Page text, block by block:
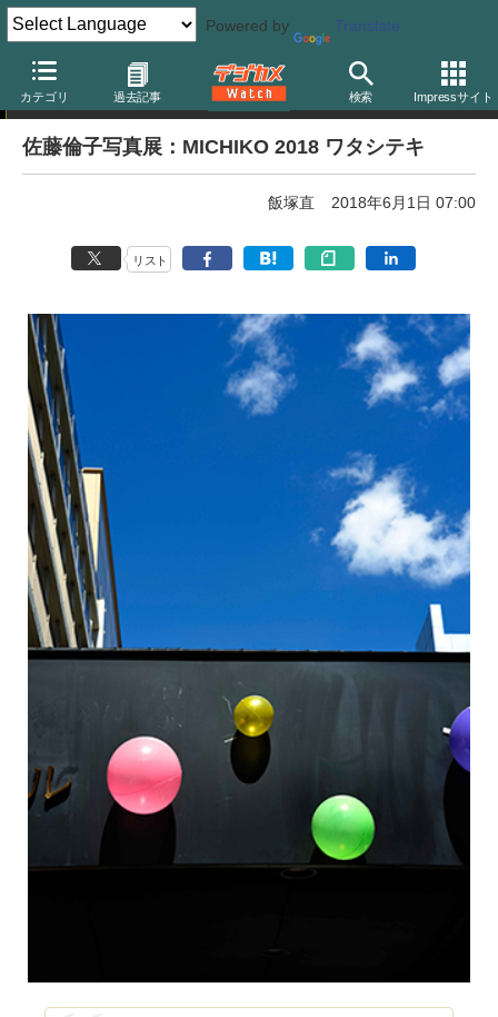
Powered by Translate
カテゴリ 過去記事 検索 Impressサイト
写真展告知
佐藤倫子写真展：MICHIKO 2018 ワタシテキ
飯塚直 2018年6月1日 07:00
リスト